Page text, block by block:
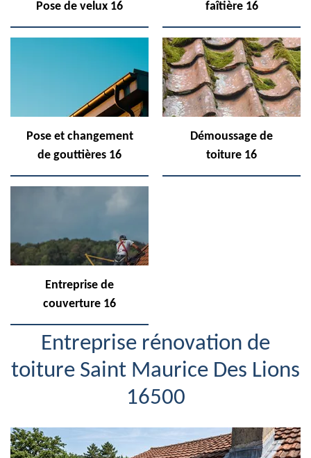
Pose de velux 16
faîtière 16
Pose et changement
de gouttières 16
Démoussage de
toiture 16
Entreprise de
couverture 16
Entreprise rénovation de
toiture Saint Maurice Des Lions
16500